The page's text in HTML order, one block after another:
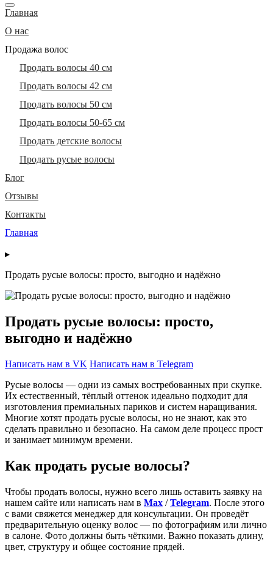
Главная
О нас
Продажа волос
Продать волосы 40 см
Продать волосы 42 см
Продать волосы 50 см
Продать волосы 50-65 см
Продать детские волосы
Продать русые волосы
Блог
Отзывы
Контакты
Главная
▸
Продать русые волосы: просто, выгодно и надёжно
Продать русые волосы: просто,
выгодно и надёжно
Написать нам в VK Написать нам в Telegram
Русые волосы — одни из самых востребованных при скупке.
Их естественный, тёплый оттенок идеально подходит для
изготовления премиальных париков и систем наращивания.
Многие хотят продать русые волосы, но не знают, как это
сделать правильно и безопасно. На самом деле процесс прост
и занимает минимум времени.
Как продать русые волосы?
Чтобы продать волосы, нужно всего лишь оставить заявку на
нашем сайте или написать нам в Max /Telegram. После этого
с вами свяжется менеджер для консультации. Он проведёт
предварительную оценку волос — по фотографиям или лично
в салоне. Фото должны быть чёткими. Важно показать длину,
цвет, структуру и общее состояние прядей.